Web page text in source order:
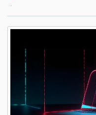
Lisez aussi: